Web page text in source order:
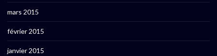
mars 2015
février 2015
janvier 2015